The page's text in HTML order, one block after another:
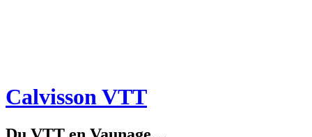
Calvisson VTT